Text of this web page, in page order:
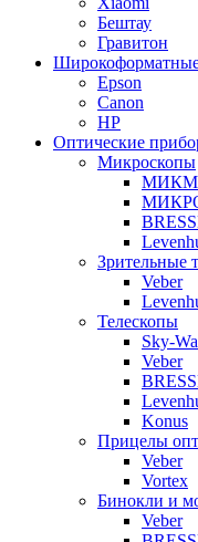
Бештау
Гравитон
Epson
Canon
HP
Оптические
Микроскопы
Зрительные
Veber
Телескопы
Sky-
Veber
Konus
Прицелы
Veber
Vortex
Бинокли и
Veber